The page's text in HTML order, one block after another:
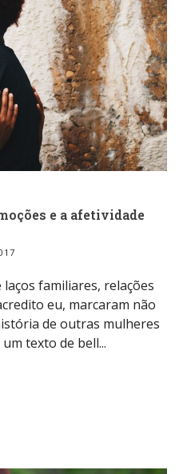
e a afetividade
familiares, relações
eu, marcaram não
de outras mulheres
texto de bell...